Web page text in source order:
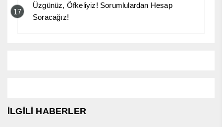
17
Üzgünüz, Öfkeliyiz! Sorumlulardan Hesap
Soracağız!
İLGİLİ HABERLER